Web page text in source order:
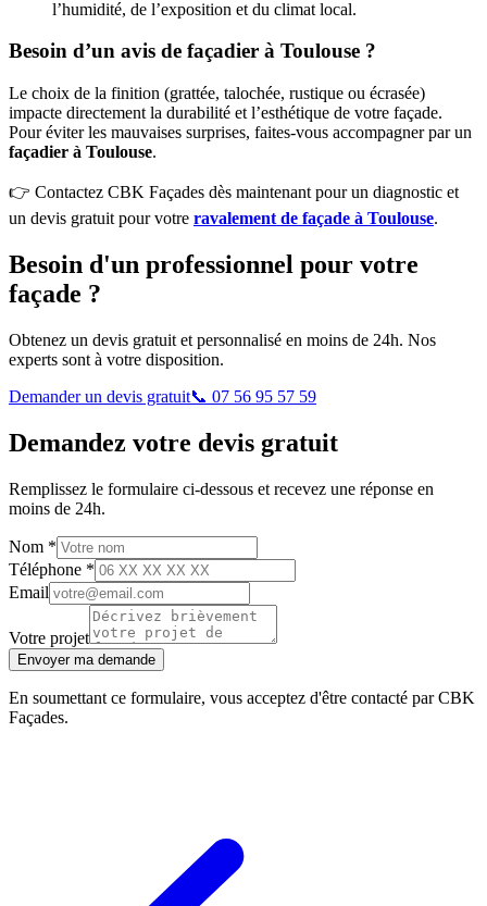
l’humidité, de l’exposition et du climat local.
Besoin d’un avis de façadier à Toulouse ?
Le choix de la finition (grattée, talochée, rustique ou écrasée)
impacte directement la durabilité et l’esthétique de votre façade.
Pour éviter les mauvaises surprises, faites-vous accompagner par un
façadier à Toulouse.
👉 Contactez CBK Façades dès maintenant pour un diagnostic et
un devis gratuit pour votre ravalement de façade à Toulouse.
Besoin d'un professionnel pour votre
façade ?
Obtenez un devis gratuit et personnalisé en moins de 24h. Nos
experts sont à votre disposition.
Demander un devis gratuit📞 07 56 95 57 59
Demandez votre devis gratuit
Remplissez le formulaire ci-dessous et recevez une réponse en
moins de 24h.
Nom *
Téléphone *
Email
Votre projet
Envoyer ma demande
En soumettant ce formulaire, vous acceptez d'être contacté par CBK
Façades.